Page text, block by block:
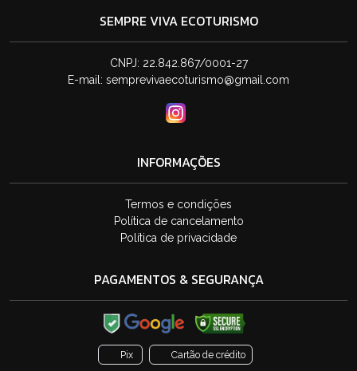
SEMPRE VIVA ECOTURISMO
CNPJ: 22.842.867/0001-27
E-mail: semprevivaecoturismo@gmail.com
INFORMAÇÕES
Termos e condições
Política de cancelamento
Política de privacidade
PAGAMENTOS & SEGURANÇA
Pix Cartão de crédito